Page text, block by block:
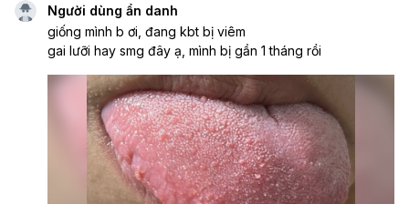
Người dùng ẩn danh
giống mình b ơi, đang kbt bị viêm
gai lưỡi hay smg đây ạ, mình bị gần 1 tháng rồi